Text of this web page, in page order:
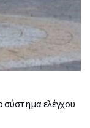
σύστημα ελέγχου